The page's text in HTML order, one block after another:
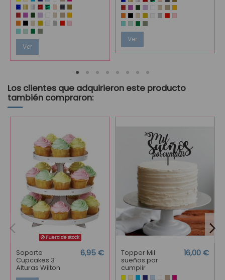
Ver
Ver
Los clientes que adquirieron este producto
también compraron:
Fuera de stock
Soporte
Cupcakes 3
Alturas Wilton
6,95 € Topper Mil
sueños por
cumplir
16,00 €